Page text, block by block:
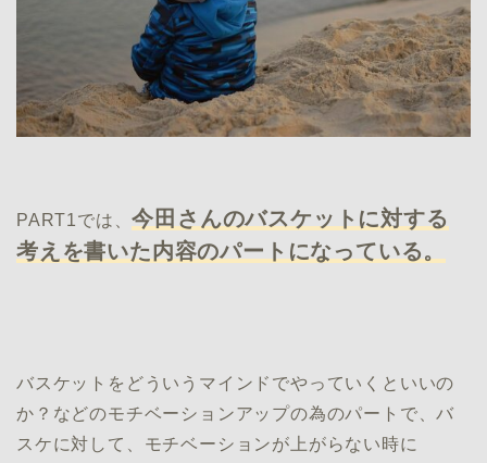
PART1では、今田さんのバスケットに対する
考えを書いた内容のパートになっている。
バスケットをどういうマインドでやっていくといいの
か？などのモチベーションアップの為のパートで、バ
スケに対して、モチベーションが上がらない時に